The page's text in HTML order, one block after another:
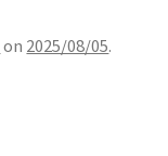
on 2025/08/05.